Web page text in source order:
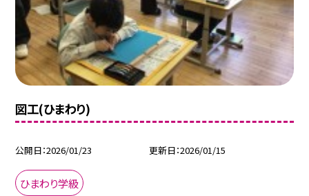
図工(ひまわり)
公開日 2026/01/23 更新日 2026/01/15
ひまわり学級